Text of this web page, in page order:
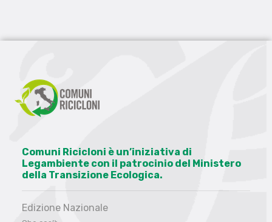
Comuni Ricicloni è un’iniziativa di
Legambiente con il patrocinio del Ministero
della Transizione Ecologica.
Edizione Nazionale